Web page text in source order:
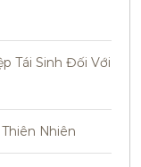
Tái Sinh Đối Với
Nhiên